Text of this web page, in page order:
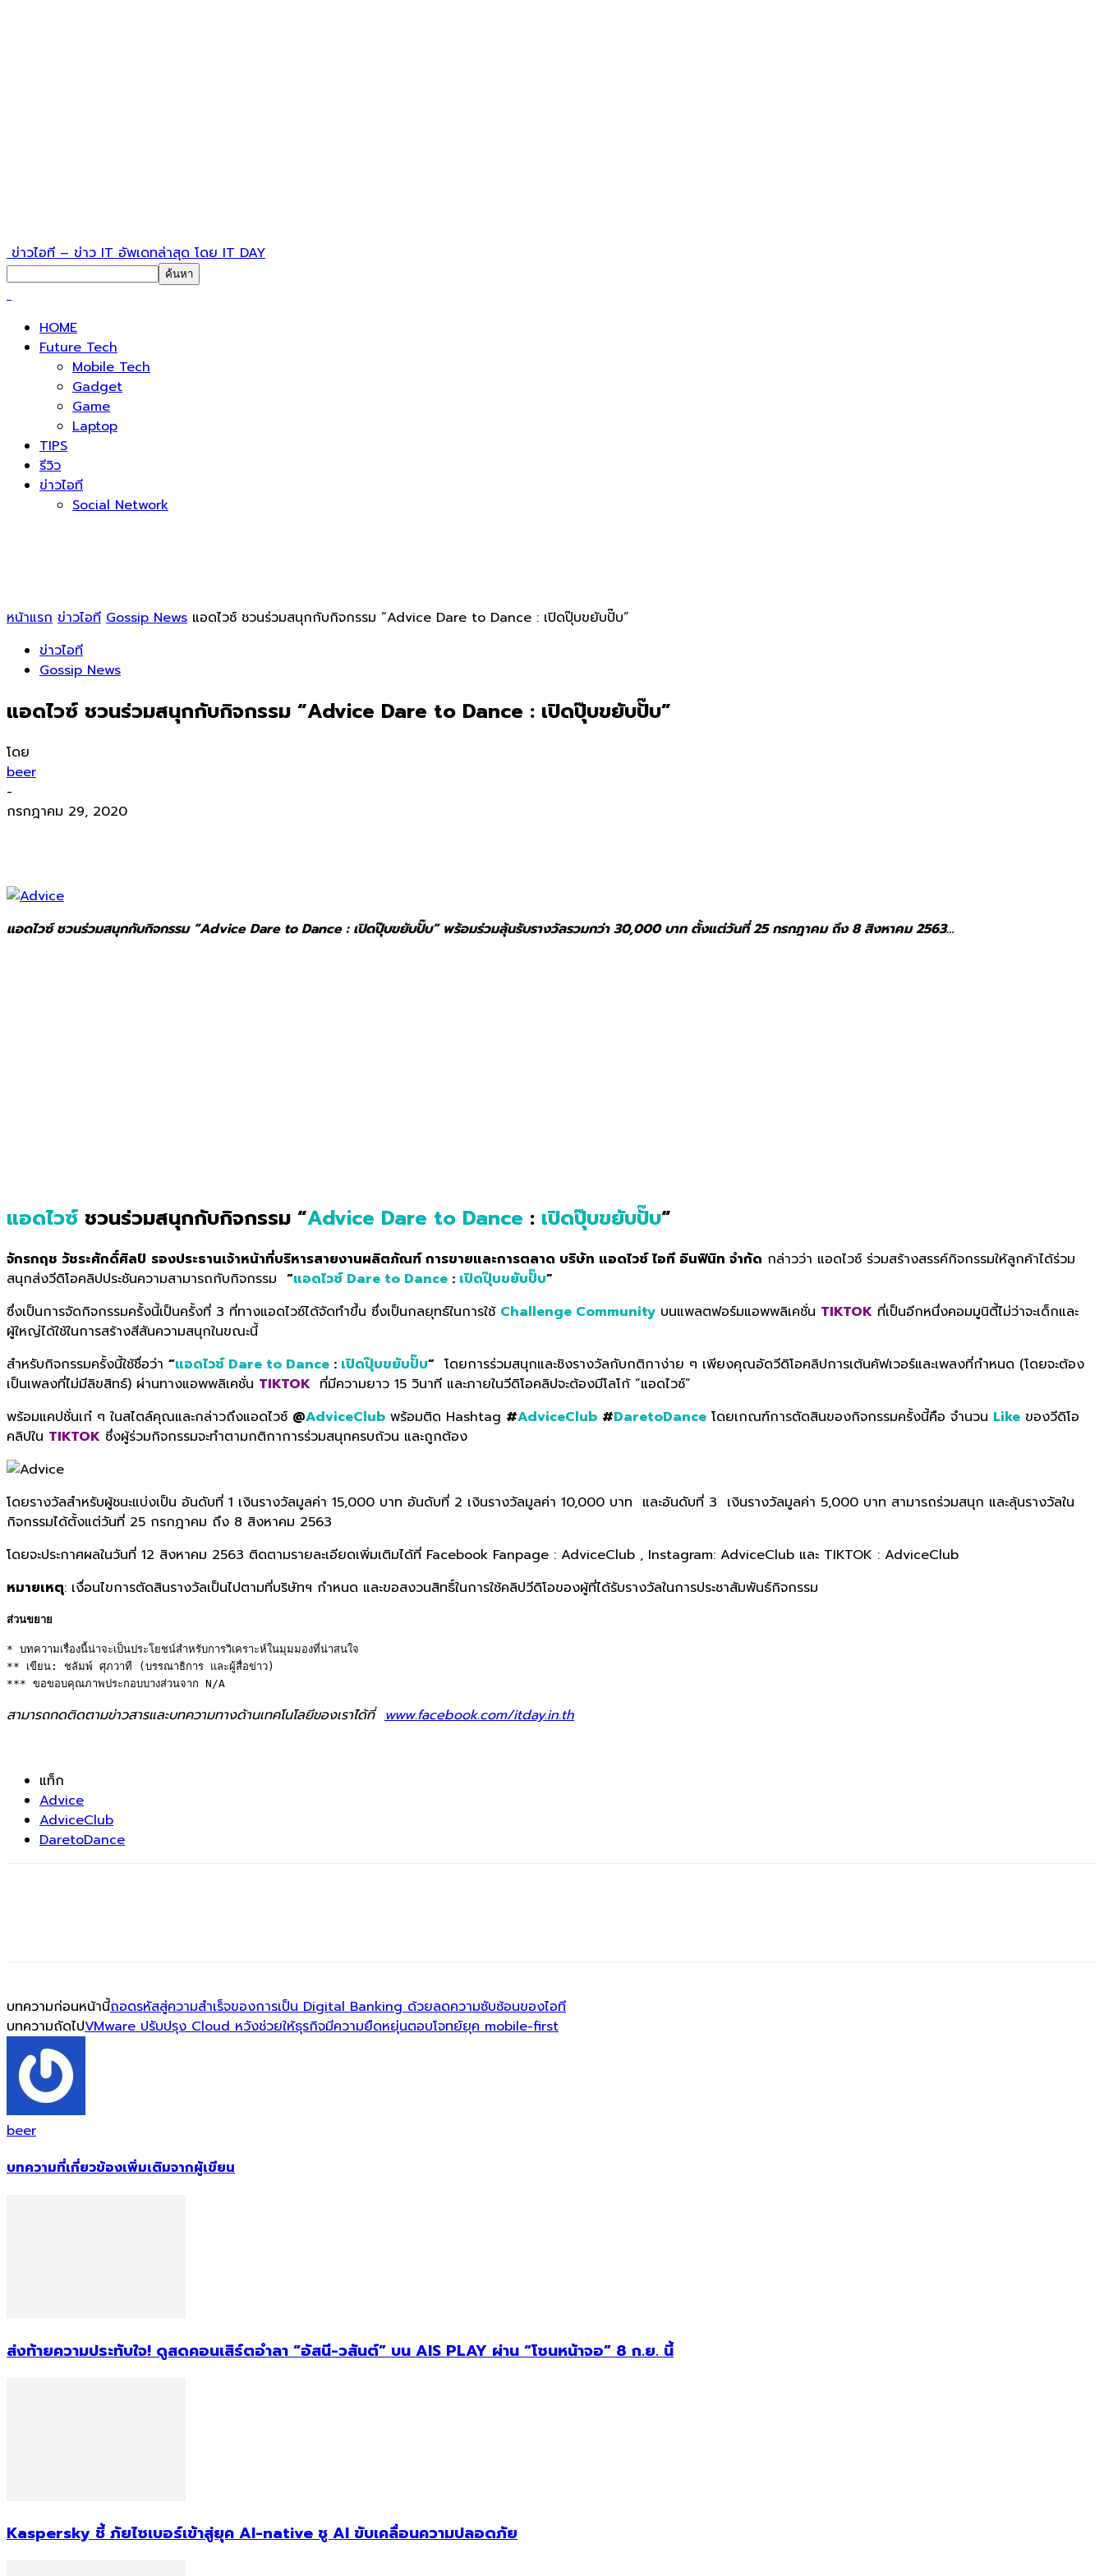
ข่าวไอที – ข่าว IT อัพเดทล่าสุด โดย IT DAY
HOME
Future Tech
Mobile Tech
Gadget
Game
Laptop
TIPS
รีวิว
ข่าวไอที
Social Network
หน้าแรก ข่าวไอที Gossip News แอดไวซ์ ชวนร่วมสนุกกับกิจกรรม “Advice Dare to Dance : เปิดปุ๊บขยับปั๊บ”
ข่าวไอที
Gossip News
แอดไวซ์ ชวนร่วมสนุกกับกิจกรรม “Advice Dare to Dance : เปิดปุ๊บขยับปั๊บ”
โดย
beer
-
กรกฎาคม 29, 2020
แอดไวซ์ ชวนร่วมสนุกกับกิจกรรม “Advice Dare to Dance : เปิดปุ๊บขยับปั๊บ” พร้อมร่วมลุ้นรับรางวัลรวมกว่า 30,000 บาท ตั้งแต่วันที่ 25 กรกฎาคม ถึง 8 สิงหาคม 2563…
แอดไวซ์ ชวนร่วมสนุกกับกิจกรรม “Advice Dare to Dance : เปิดปุ๊บขยับปั๊บ“
จักรกฤช วัชระศักดิ์ศิลป์ รองประธานเจ้าหน้าที่บริหารสายงานผลิตภัณฑ์ การขายและการตลาด บริษัท แอดไวซ์ ไอที อินฟินิท จำกัด กล่าวว่า แอดไวซ์ ร่วมสร้างสรรค์กิจกรรมให้ลูกค้าได้ร่วม
สนุกส่งวีดิโอคลิปประชันความสามารถกับกิจกรรม “แอดไวซ์ Dare to Dance : เปิดปุ๊บขยับปั๊บ”
ซึ่งเป็นการจัดกิจกรรมครั้งนี้เป็นครั้งที่ 3 ที่ทางแอดไวซ์ได้จัดทำขึ้น ซึ่งเป็นกลยุทธ์ในการใช้ Challenge Community บนแพลตฟอร์มแอพพลิเคชั่น TIKTOK ที่เป็นอีกหนึ่งคอมมูนิตี้ไม่ว่าจะเด็กและ
ผู้ใหญ่ได้ใช้ในการสร้างสีสันความสนุกในขณะนี้
สำหรับกิจกรรมครั้งนี้ใช้ชื่อว่า “แอดไวซ์ Dare to Dance : เปิดปุ๊บขยับปั๊บ“ โดยการร่วมสนุกและชิงรางวัลกับกติกาง่าย ๆ เพียงคุณอัดวีดิโอคลิปการเต้นคัฟเวอร์และเพลงที่กำหนด (โดยจะต้อง
เป็นเพลงที่ไม่มีลิขสิทธ์) ผ่านทางแอพพลิเคชั่น TIKTOK ที่มีความยาว 15 วินาที และภายในวีดิโอคลิปจะต้องมีโลโก้ “แอดไวซ์”
พร้อมแคปชั่นเก๋ ๆ ในสไตล์คุณและกล่าวถึงแอดไวซ์ @AdviceClub พร้อมติด Hashtag #AdviceClub #DaretoDance โดยเกณฑ์การตัดสินของกิจกรรมครั้งนี้คือ จำนวน Like ของวีดิโอ
คลิปใน TIKTOK ซึ่งผู้ร่วมกิจกรรมจะทำตามกติกาการร่วมสนุกครบถ้วน และถูกต้อง
โดยรางวัลสำหรับผู้ชนะแบ่งเป็น อันดับที่ 1 เงินรางวัลมูลค่า 15,000 บาท อันดับที่ 2 เงินรางวัลมูลค่า 10,000 บาท และอันดับที่ 3 เงินรางวัลมูลค่า 5,000 บาท สามารถร่วมสนุก และลุ้นรางวัลใน
กิจกรรมได้ตั้งแต่วันที่ 25 กรกฎาคม ถึง 8 สิงหาคม 2563
โดยจะประกาศผลในวันที่ 12 สิงหาคม 2563 ติดตามรายละเอียดเพิ่มเติมได้ที่ Facebook Fanpage : AdviceClub , Instagram: AdviceClub และ TIKTOK : AdviceClub
หมายเหตุ: เงื่อนไขการตัดสินรางวัลเป็นไปตามที่บริษัทฯ กำหนด และขอสงวนสิทธิ์ในการใช้คลิปวีดิโอของผู้ที่ได้รับรางวัลในการประชาสัมพันธ์กิจกรรม
ส่วนขยาย
* บทความเรื่องนี้น่าจะเป็นประโยชน์สำหรับการวิเคราะห์ในมุมมองที่น่าสนใจ
** เขียน: ชลัมพ์ ศุภวาที (บรรณาธิการ และผู้สื่อข่าว)
*** ขอขอบคุณภาพประกอบบางส่วนจาก N/A
สามารถกดติดตามข่าวสารและบทความทางด้านเทคโนโลยีของเราได้ที่ www.facebook.com/itday.in.th
แท็ก
Advice
AdviceClub
DaretoDance
บทความก่อนหน้านี้ถอดรหัสสู่ความสำเร็จของการเป็น Digital Banking ด้วยลดความซับซ้อนของไอที
บทความถัดไปVMware ปรับปรุง Cloud หวังช่วยให้ธุรกิจมีความยืดหยุ่นตอบโจทย์ยุค mobile-first
beer
บทความที่เกี่ยวข้องเพิ่มเติมจากผู้เขียน
ส่งท้ายความประทับใจ! ดูสดคอนเสิร์ตอำลา “อัสนี-วสันต์” บน AIS PLAY ผ่าน “โซนหน้าจอ” 8 ก.ย. นี้
Kaspersky ชี้ ภัยไซเบอร์เข้าสู่ยุค AI-native ชู AI ขับเคลื่อนความปลอดภัย